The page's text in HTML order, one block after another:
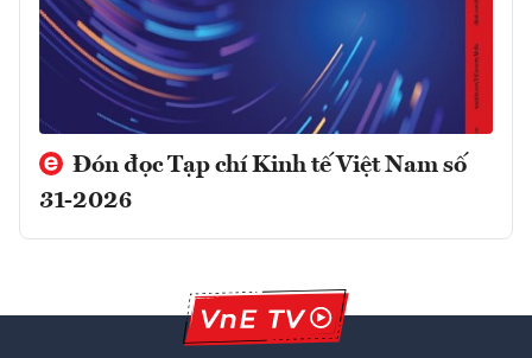
Đón đọc Tạp chí Kinh tế Việt Nam số
31-2026